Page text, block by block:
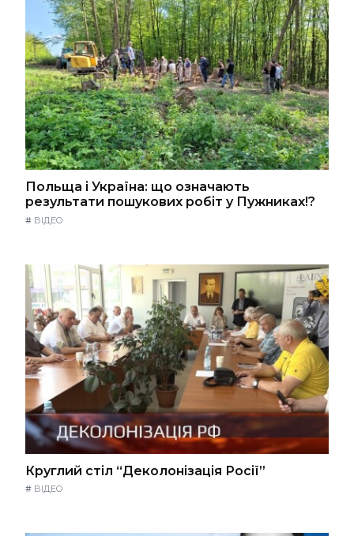
Польща і Україна: що означають
результати пошукових робіт у Пужниках!?
# ВІДЕО
Круглий стіл “Деколонізація Росії”
# ВІДЕО